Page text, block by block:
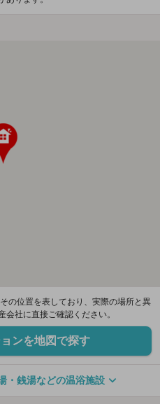
の位置を表しており、実際の場所と異
社に直接ご確認ください。
ンを地図で探す
・銭湯などの温浴施設